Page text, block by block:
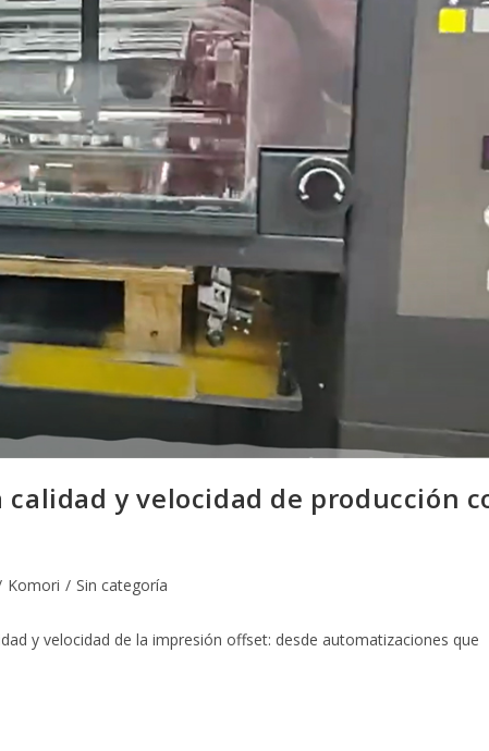
y velocidad de producción
Komori / Sin categoría
y velocidad de la impresión offset: desde automatizaciones que